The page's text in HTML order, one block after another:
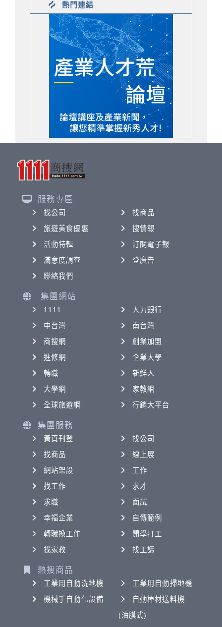
熱門連結
服務專區
找公司
找商品
旅遊美食優惠
搜情報
活動特輯
訂閱電子報
滿意度調查
登廣告
聯絡我們
集團網站
1111
人力銀行
中台灣
南台灣
商搜網
創業加盟
進修網
企業大學
轉職
新鮮人
大學網
家教網
全球旅遊網
行銷大平台
集團服務
黃頁刊登
找公司
找商品
線上展
網站架設
工作
找工作
求才
求職
面試
幸福企業
自傳範例
轉職換工作
開學打工
找家教
找工讀
熱搜商品
工業用自動洗地機
工業用自動掃地機
機械手自動化設備
自動棒材送料機
(油膜式)